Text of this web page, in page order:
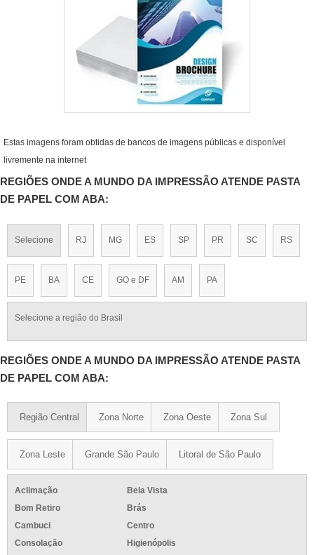
Estas imagens foram obtidas de bancos de imagens públicas e disponível
livremente na internet
REGIÕES ONDE A MUNDO DA IMPRESSÃO ATENDE PASTA
DE PAPEL COM ABA:
Selecione RJ MG ES SP PR SC RS
PE BA CE GO e DF AM PA
Selecione a região do Brasil
REGIÕES ONDE A MUNDO DA IMPRESSÃO ATENDE PASTA
DE PAPEL COM ABA:
Região Central Zona Norte Zona Oeste Zona Sul
Zona Leste Grande São Paulo Litoral de São Paulo
Aclimação
Bela Vista
Bom Retiro
Brás
Cambuci
Centro
Consolação
Higienópolis